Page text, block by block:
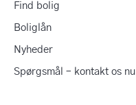
Find bolig
Boliglån
Nyheder
Spørgsmål – kontakt os nu